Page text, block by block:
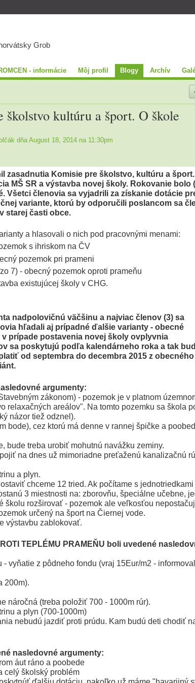
Grob
- informácie Môj profil Blogy Archív
školstvo kultúru a šport. O škole
dňa August 18, 2014 na 11:30pm
zasadnutia Komisie pre školstvo, kultúru a šport.
MŠ SR a výstavba novej školy. Rokovanie bolo
Všetci členovia sa vyjadrili za získanie dotácie
variante, ktorú by odporučili poslancom sa
starej časti obce.
a hlasovali o nich pod pracovnými menami:
s ihriskom na ČV
pozemok pri prameni
7) - obecný pozemok oproti prameňu
existujúcej školy v CHG.
nadpolovičnú väčšinu a najviac členov (3) sa
hľadali aj prípadné ďalšie varianty - obecné
prípade postavenia novej školy ovplyvnia
sa poskytujú podľa kalendárneho roka a tak
od septembra do decembra 2015 z obecného
argumenty:
zákonom) - pozemok je v platnom
relaxačných areálov". Na tomto pozemku sa škola
názor tiež odznel).
bode), cez ktorú má denne v rannej špičke a
bude treba urobiť mohutnú navážku zeminy.
na dnes už mimoriadne preťaženú kanalizačnú
a plyn.
chceme 12 tried. Ak počítame s jednotriedkami
3 miestnosti na: zborovňu, špeciálne učebne,
školu rozširovať - pozemok ale veľkosťou
určený na šport na Čiernej vode.
výstavbu zablokovať.
TEPLÉMU PRAMEŇU boli uvedené
vyňatie z pôdneho fondu (vraj 15Eur/m2 -
200m).
náročná (treba položiť 700 - 1000m rúr).
a plyn (700-1000m)
nebudú jazdiť proti prúdu. Kam budú deti chodiť
nasledovné argumenty:
áut ráno a poobede
celý školský problém